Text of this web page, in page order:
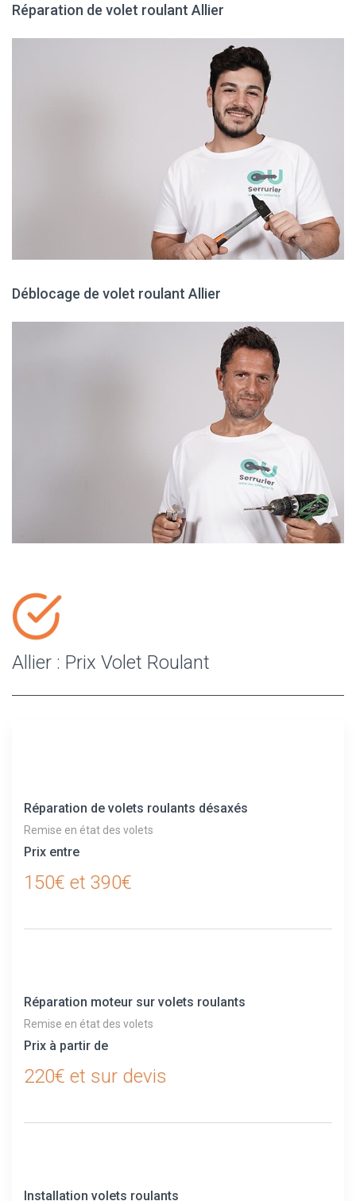
Réparation de volet roulant Allier
Déblocage de volet roulant Allier
Allier : Prix Volet Roulant
Réparation de volets roulants désaxés
Remise en état des volets
Prix entre
150€ et 390€
Réparation moteur sur volets roulants
Remise en état des volets
Prix à partir de
220€ et sur devis
Installation volets roulants